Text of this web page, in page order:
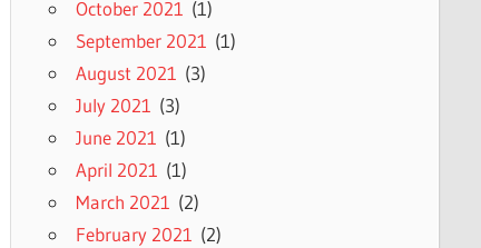
October 2021 (1)
September 2021 (1)
August 2021 (3)
July 2021 (3)
June 2021 (1)
April 2021 (1)
March 2021 (2)
February 2021 (2)